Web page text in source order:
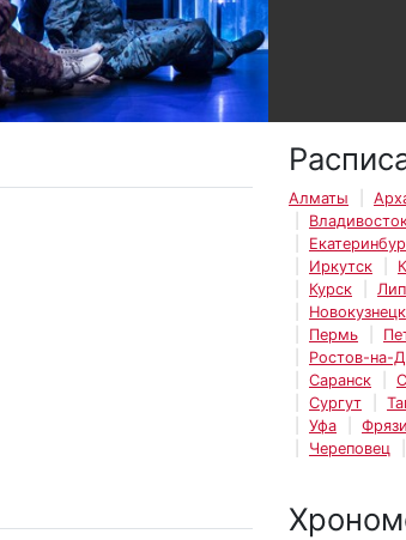
Алматы
Иркутск
Курск
Новокузнецк
Пермь
Ростов-на-
Саранск
Сургут
Уфа
Череповец